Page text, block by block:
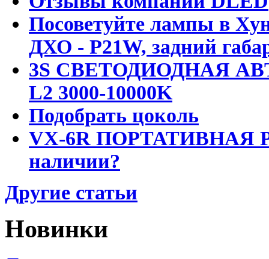
Посоветуйте лампы в
ДХО - P21W, задний
3S СВЕТОДИОДНАЯ
L2 3000-10000K
Подобрать цоколь
VX-6R ПОРТАТИВНАЯ
наличии?
Другие статьи
Новинки